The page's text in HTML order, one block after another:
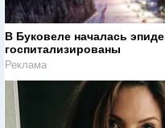
В Буковеле началась
госпитализированы
Реклама